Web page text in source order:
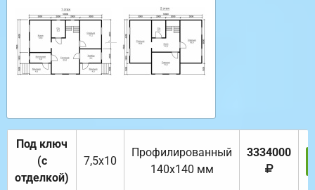
Под ключ
(с
отделкой)
7,5х10
Профилированный
140х140 мм
3334000